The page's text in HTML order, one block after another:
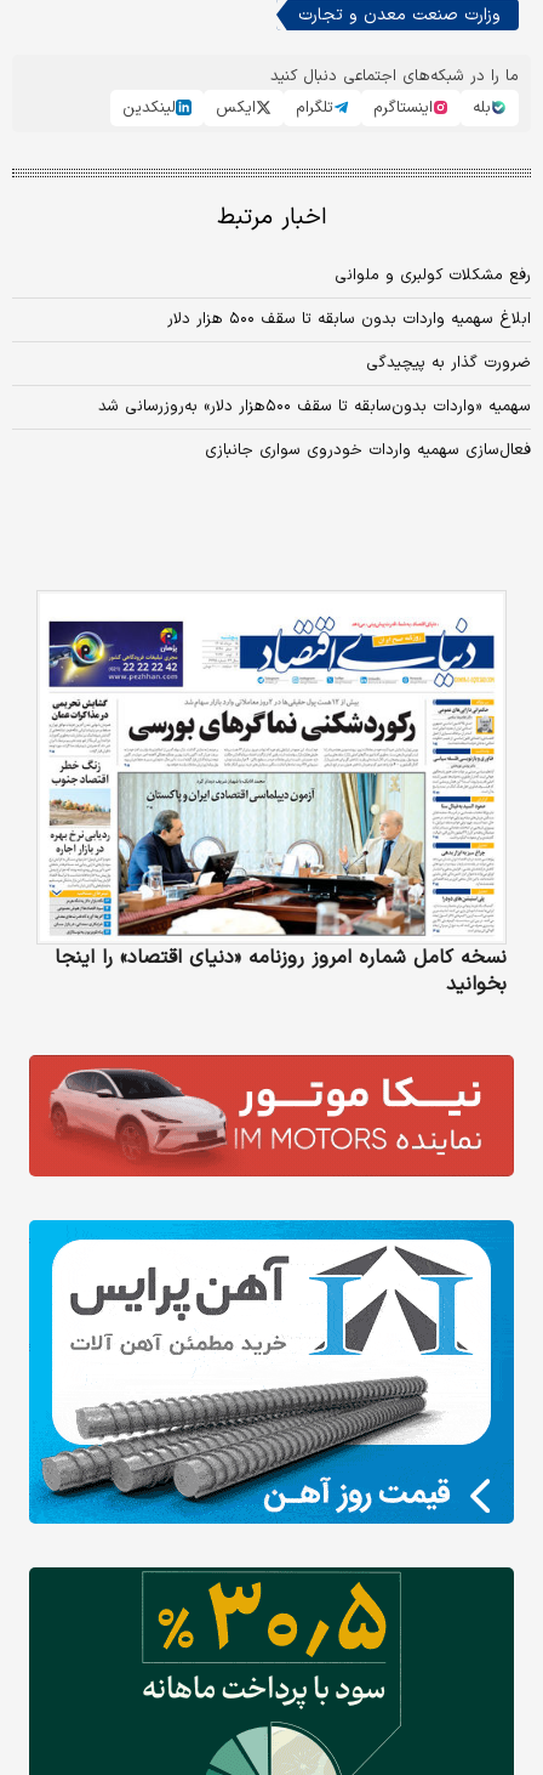
وزارت صنعت معدن و تجارت
ما را در شبکه‌های اجتماعی دنبال کنید
بله
اینستاگرم تلگرام ایکس لینکدین
اخبار مرتبط
رفع مشکلات کولبری و ملوانی
ابلاغ سهمیه واردات بدون سابقه تا سقف ۵۰۰ هزار دلار
ضرورت ‌گذار به پیچیدگی
سهمیه «واردات بدون‌سابقه تا سقف ۵۰۰‌هزار دلار» به‌روز‌رسانی شد
فعال‌سازی سهمیه واردات خودروی سواری جانبازی
نسخه کامل شماره امروز روزنامه «دنیای‌ اقتصاد» را اینجا
بخوانید